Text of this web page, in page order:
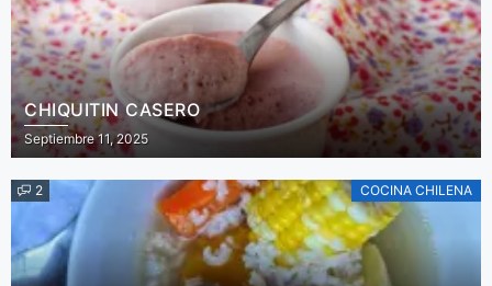
CHIQUITIN CASERO
Septiembre 11, 2025
2 COCINA CHILENA